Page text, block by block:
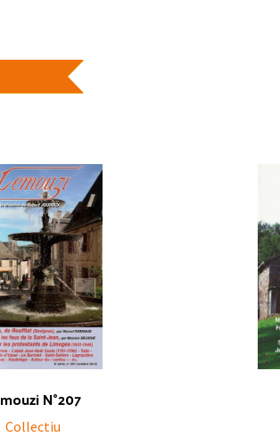
N°207
Collectiu